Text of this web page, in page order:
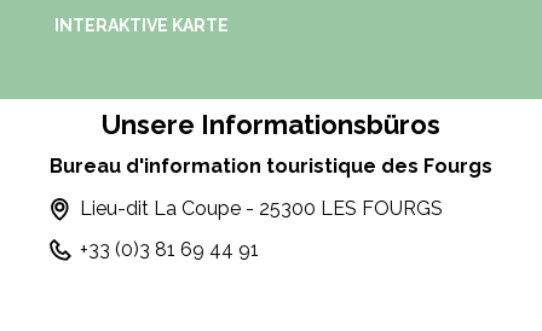
INTERAKTIVE KARTE
Unsere Informationsbüros
Bureau d'information touristique des Fourgs
Lieu-dit La Coupe - 25300 LES FOURGS
+33 (0)3 81 69 44 91